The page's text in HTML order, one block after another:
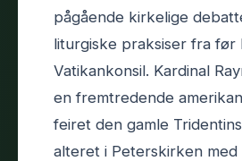
pågående kirkelige
liturgiske praksiser fra før
Vatikankonsil. Kardinal
en fremtredende
feiret den gamle
alteret i Peterskirken med